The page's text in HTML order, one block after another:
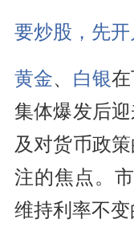
要炒股，先
黄金、 白银
集体爆发后
及对货币政
注的焦点。
维持利率不变